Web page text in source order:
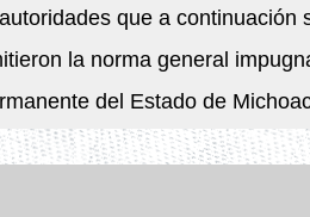
que a continuación
la norma general
del Estado de
Legislatura del Estado de